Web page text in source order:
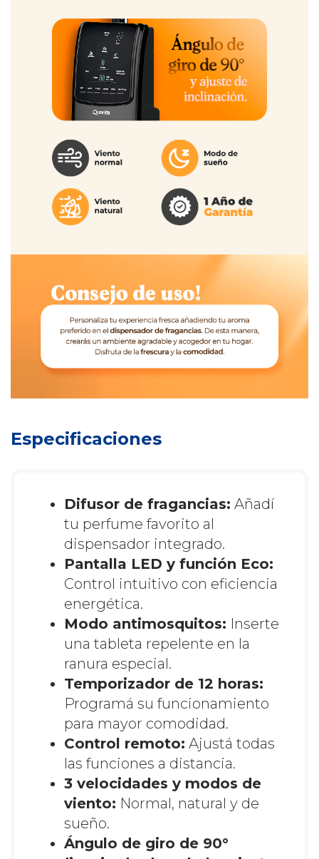
Especificaciones
Difusor de fragancias: Añadí
tu perfume favorito al
dispensador integrado.
Pantalla LED y función Eco:
Control intuitivo con eficiencia
energética.
Modo antimosquitos: Inserte
una tableta repelente en la
ranura especial.
Temporizador de 12 horas:
Programá su funcionamiento
para mayor comodidad.
Control remoto: Ajustá todas
las funciones a distancia.
3 velocidades y modos de
viento: Normal, natural y de
sueño.
Ángulo de giro de 90°